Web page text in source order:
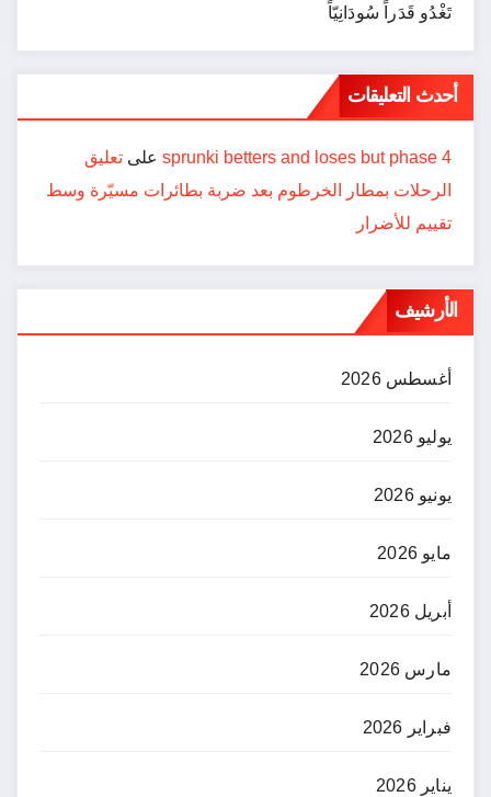
تَغْدُو قَدَراً سُودَانِيّاً
أحدث التعليقات
sprunki betters and loses but phase 4 على تعليق
الرحلات بمطار الخرطوم بعد ضربة بطائرات مسيّرة وسط
تقييم للأضرار
الأرشيف
أغسطس 2026
يوليو 2026
يونيو 2026
مايو 2026
أبريل 2026
مارس 2026
فبراير 2026
يناير 2026